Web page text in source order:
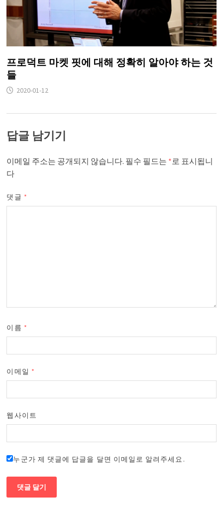
프로덕트 마켓 핏에 대해 정확히 알아야 하는 것
들
2020-01-12
답글 남기기
이메일 주소는 공개되지 않습니다. 필수 필드는 *로 표시됩니
다
댓글 *
이름 *
이메일 *
웹사이트
누군가 제 댓글에 답글을 달면 이메일로 알려주세요.